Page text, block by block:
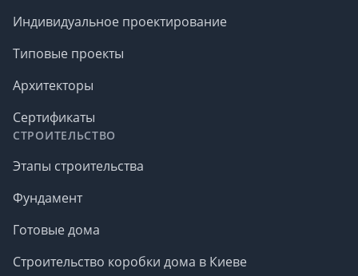
Индивидуальное проектирование
Типовые проекты
Архитекторы
Сертификаты
СТРОИТЕЛЬСТВО
Этапы строительства
Фундамент
Готовые дома
Строительство коробки дома в Киеве